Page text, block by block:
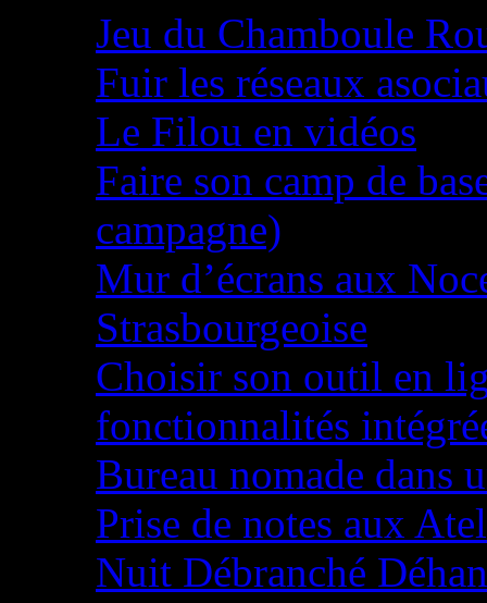
Jeu du Chamboule
Fuir les réseaux
Le Filou en vidéos
Faire son camp de
campagne)
Mur d’écrans aux
Strasbourgeoise
Choisir son outil en
fonctionnalités
Bureau nomade dans
Prise de notes aux
Nuit Débranché